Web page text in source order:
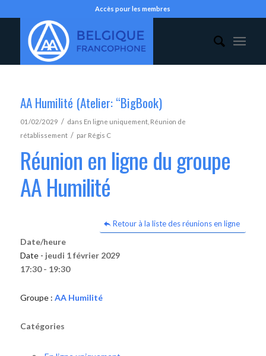
Accès pour les membres
AA Humilité (Atelier: “BigBook)
01/02/2029 / dans En ligne uniquement, Réunion de
rétablissement / par Régis C
Réunion en ligne du groupe
AA Humilité
Retour à la liste des réunions en ligne
Date/heure
Date - jeudi 1 février 2029
17:30 - 19:30
Groupe : AA Humilité
Catégories